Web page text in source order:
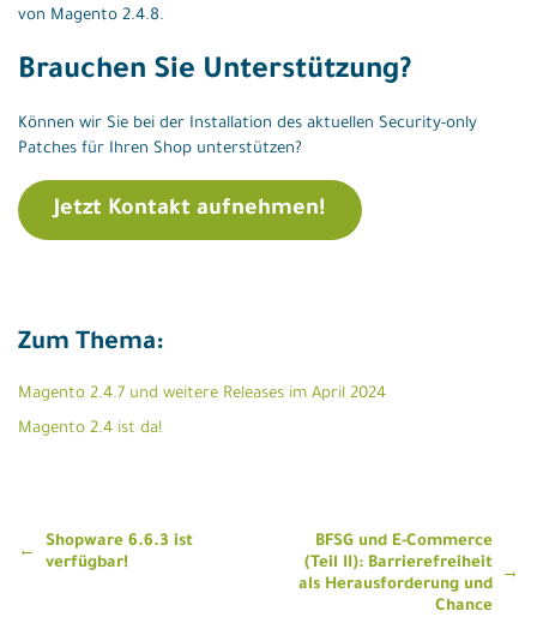
von Magento 2.4.8.
Brauchen Sie Unterstützung?
Können wir Sie bei der Installation des aktuellen Security-only
Patches für Ihren Shop unterstützen?
Jetzt Kontakt aufnehmen!
Zum Thema:
Magento 2.4.7 und weitere Releases im April 2024
Magento 2.4 ist da!
Beitragsnavigation
Shopware 6.6.3 ist
verfügbar!
BFSG und E-Commerce
(Teil II): Barrierefreiheit
als Herausforderung und
Chance